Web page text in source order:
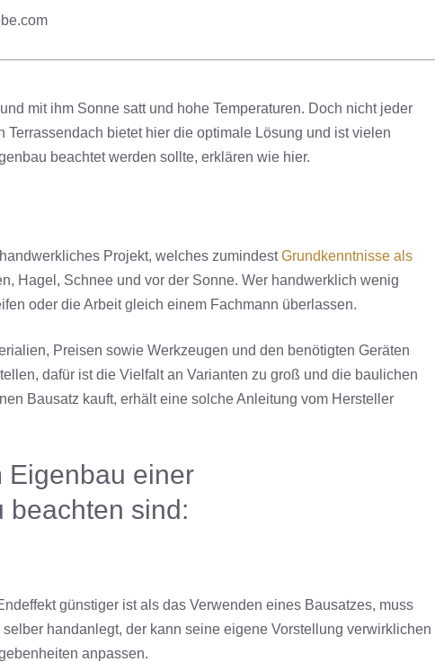
mit ihm Sonne satt und hohe Temperaturen. Doch nicht jeder
bietet hier die optimale Lösung und ist vielen
beachtet werden sollte, erklären wie hier.
Projekt, welches zumindestGrundkenntnisse als
Hagel, Schnee und vor der Sonne. Wer handwerklich wenig
oder die Arbeit gleich einem Fachmann überlassen.
Preisen sowie Werkzeugen und den benötigten Geräten
dafür ist die Vielfalt an Varianten zu groß und die baulichen
Bausatz kauft, erhält eine solche Anleitung vom Hersteller
Eigenbau einer
beachten sind:
günstiger ist als das Verwenden eines Bausatzes, muss
handanlegt, der kann seine eigene Vorstellung verwirklichen
anpassen.